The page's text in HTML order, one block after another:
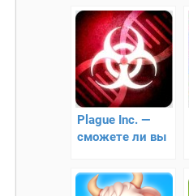
Plague Inc. —
сможете ли вы
мир?